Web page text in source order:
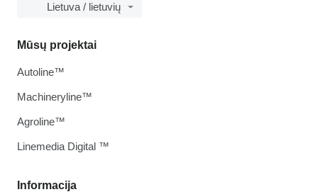
Lietuva / lietuvių
Informacija
Mūsų projektai
Autoline™
Machineryline™
Agroline™
Linemedia Digital ™